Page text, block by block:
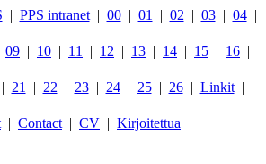
PPS intranet 00 01 02 03 04
09 10 11 12 13 14 15 16
21 22 23 24 25 26 Linkit
Contact CV Kirjoitettua